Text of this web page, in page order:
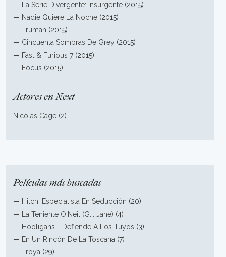
—
La Serie Divergente: Insurgente (2015)
— Nadie Quiere La Noche (2015)
—Truman (2015)
— Cincuenta Sombras De Grey (2015)
— Fast & Furious 7 (2015)
— Focus (2015)
Actores en Next
Nicolas Cage (2)
Películas más buscadas
— Hitch: Especialista En Seducción (20)
—
La Teniente O'Neil (G.I. Jane) (4)
— Hooligans - Defiende A Los Tuyos (3)
— En Un Rincón De La Toscana (7)
—Troya (29)